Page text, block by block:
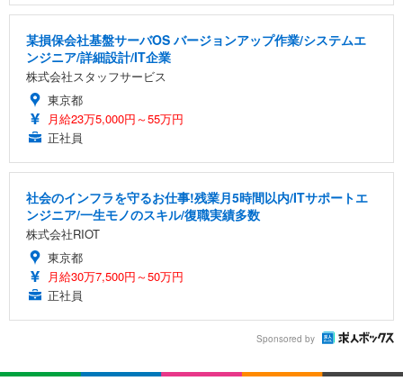
某損保会社基盤サーバOS バージョンアップ作業/システムエ
ンジニア/詳細設計/IT企業
株式会社スタッフサービス
東京都
月給23万5,000円～55万円
正社員
社会のインフラを守るお仕事!残業月5時間以内/ITサポートエ
ンジニア/一生モノのスキル/復職実績多数
株式会社RIOT
東京都
月給30万7,500円～50万円
正社員
Sponsored by